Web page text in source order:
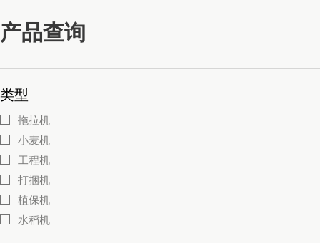
产品查询
类型
拖拉机
小麦机
工程机
打捆机
植保机
水稻机